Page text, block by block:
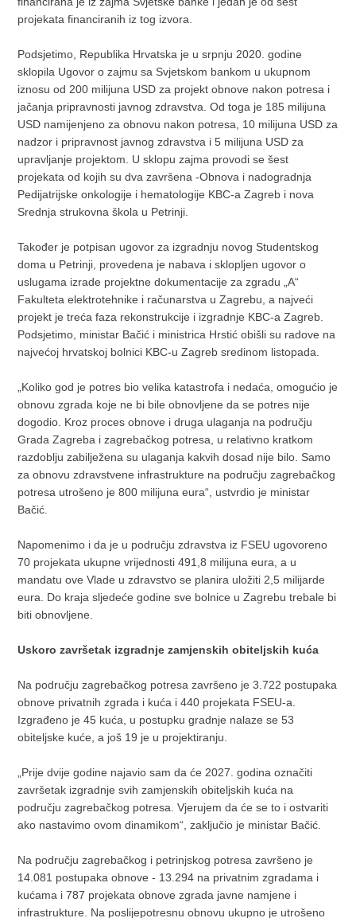
projekata financiranih iz tog izvora.
Podsjetimo, Republika Hrvatska je u srpnju 2020. godine
sklopila Ugovor o zajmu sa Svjetskom bankom u ukupnom
iznosu od 200 milijuna USD za projekt obnove nakon potresa i
jačanja pripravnosti javnog zdravstva. Od toga je 185 milijuna
USD namijenjeno za obnovu nakon potresa, 10 milijuna USD za
nadzor i pripravnost javnog zdravstva i 5 milijuna USD za
upravljanje projektom. U sklopu zajma provodi se šest
projekata od kojih su dva završena -Obnova i nadogradnja
Pedijatrijske onkologije i hematologije KBC-a Zagreb i nova
Srednja strukovna škola u Petrinji.
Također je potpisan ugovor za izgradnju novog Studentskog
doma u Petrinji, provedena je nabava i sklopljen ugovor o
uslugama izrade projektne dokumentacije za zgradu „A“
Fakulteta elektrotehnike i računarstva u Zagrebu, a najveći
projekt je treća faza rekonstrukcije i izgradnje KBC-a Zagreb.
Podsjetimo, ministar Bačić i ministrica Hrstić obišli su radove na
najvećoj hrvatskoj bolnici KBC-u Zagreb sredinom listopada.
„Koliko god je potres bio velika katastrofa i nedaća, omogućio je
obnovu zgrada koje ne bi bile obnovljene da se potres nije
dogodio. Kroz proces obnove i druga ulaganja na području
Grada Zagreba i zagrebačkog potresa, u relativno kratkom
razdoblju zabilježena su ulaganja kakvih dosad nije bilo. Samo
za obnovu zdravstvene infrastrukture na području zagrebačkog
potresa utrošeno je 800 milijuna eura“, ustvrdio je ministar
Bačić.
Napomenimo i da je u području zdravstva iz FSEU ugovoreno
70 projekata ukupne vrijednosti 491,8 milijuna eura, a u
mandatu ove Vlade u zdravstvo se planira uložiti 2,5 milijarde
eura. Do kraja sljedeće godine sve bolnice u Zagrebu trebale bi
biti obnovljene.
Uskoro završetak izgradnje zamjenskih obiteljskih kuća
Na području zagrebačkog potresa završeno je 3.722 postupaka
obnove privatnih zgrada i kuća i 440 projekata FSEU-a.
Izgrađeno je 45 kuća, u postupku gradnje nalaze se 53
obiteljske kuće, a još 19 je u projektiranju.
„Prije dvije godine najavio sam da će 2027. godina označiti
završetak izgradnje svih zamjenskih obiteljskih kuća na
području zagrebačkog potresa. Vjerujem da će se to i ostvariti
ako nastavimo ovom dinamikom“, zaključio je ministar Bačić.
Na području zagrebačkog i petrinjskog potresa završeno je
14.081 postupaka obnove - 13.294 na privatnim zgradama i
kućama i 787 projekata obnove zgrada javne namjene i
infrastrukture. Na poslijepotresnu obnovu ukupno je utrošeno